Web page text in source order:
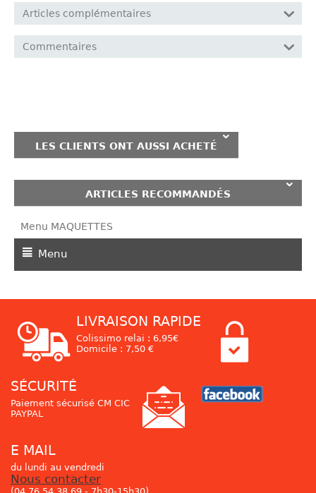
Articles complémentaires
Commentaires
LES CLIENTS ONT AUSSI ACHETÉ
ARTICLES RECOMMANDÉS
Menu MAQUETTES
Menu
LIVRAISON RAPIDE
Colissimo relai : 6,95€
Domicile : 7,50 €
SÉCURITÉ
Paiement sécurisé CM CIC
PAYPAL
E MAIL
du lundi au vendredi
Nous contacter